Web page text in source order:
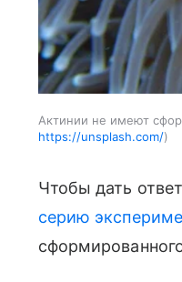
Актинии не имеют
https://unsplash.com/
Чтобы дать
серию